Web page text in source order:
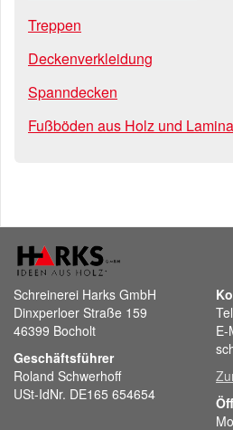
Treppen
Deckenverkleidung
Spanndecken
Fußböden aus Holz und
Schreinerei Harks GmbH
Dinxperloer Straße 159
46399 Bocholt
Geschäftsführer
Roland Schwerhoff
USt-IdNr. DE165 654654
E-